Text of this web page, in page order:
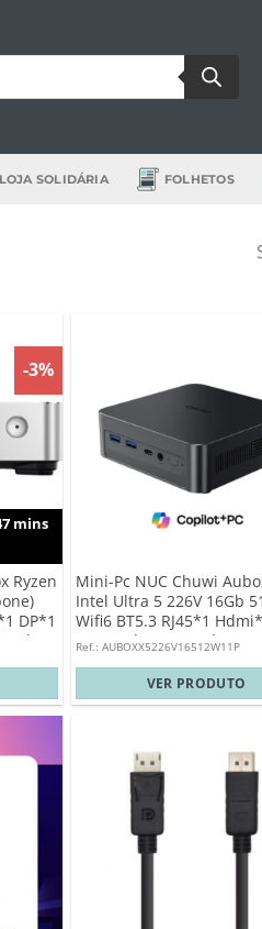
LOJA SOLIDÁRIA FOLHETOS
-3%
mins
Ryzen
DP*1
C*1
Mini-Pc NUC Chuwi
Intel Ultra 5 226V 16Gb
Wifi6 BT5.3 RJ45*1
USB 3.2*2 USB 2.0*1
Ref.: AUBOXX5226V16512W11P
VER PRODUTO